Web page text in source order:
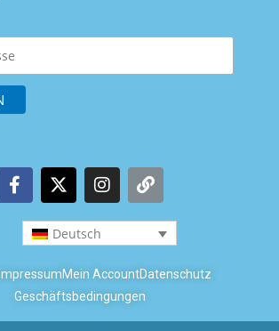
Deutsch
ImpressumMein AccountDatenschutz
Geschäftsbedingungen